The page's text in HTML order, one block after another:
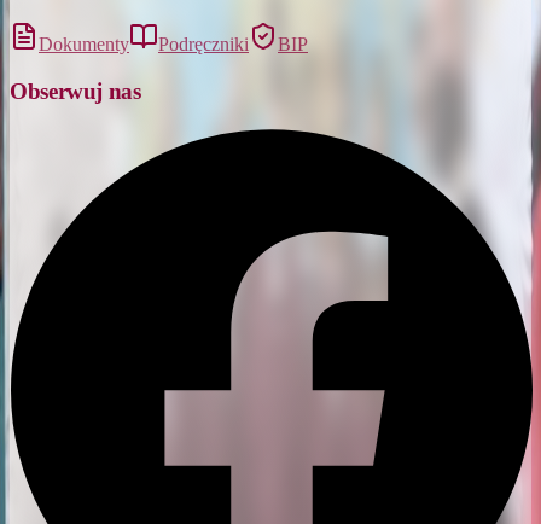
Dokumenty Podręczniki BIP
Obserwuj nas